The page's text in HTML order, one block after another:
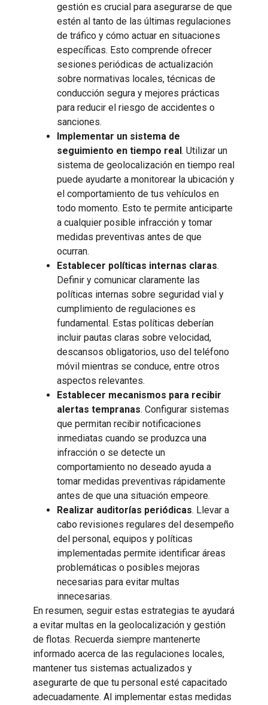
gestión es crucial para asegurarse de que
estén al tanto de las últimas regulaciones
de tráfico y cómo actuar en situaciones
específicas. Esto comprende ofrecer
sesiones periódicas de actualización
sobre normativas locales, técnicas de
conducción segura y mejores prácticas
para reducir el riesgo de accidentes o
sanciones.
Implementar un sistema de
seguimiento en tiempo real . Utilizar un
sistema de geolocalización en tiempo real
puede ayudarte a monitorear la ubicación y
el comportamiento de tus vehículos en
todo momento. Esto te permite anticiparte
a cualquier posible infracción y tomar
medidas preventivas antes de que
ocurran.
Establecer políticas internas claras.
Definir y comunicar claramente las
políticas internas sobre seguridad vial y
cumplimiento de regulaciones es
fundamental. Estas políticas deberían
incluir pautas claras sobre velocidad,
descansos obligatorios, uso del teléfono
móvil mientras se conduce, entre otros
aspectos relevantes.
Establecer mecanismos para recibir
alertas tempranas. Configurar sistemas
que permitan recibir notificaciones
inmediatas cuando se produzca una
infracción o se detecte un
comportamiento no deseado ayuda a
tomar medidas preventivas rápidamente
antes de que una situación empeore.
Realizar auditorías periódicas. Llevar a
cabo revisiones regulares del desempeño
del personal, equipos y políticas
implementadas permite identificar áreas
problemáticas o posibles mejoras
necesarias para evitar multas
innecesarias.
En resumen, seguir estas estrategias te ayudará
a evitar multas en la geolocalización y gestión
de flotas. Recuerda siempre mantenerte
informado acerca de las regulaciones locales,
mantener tus sistemas actualizados y
asegurarte de que tu personal esté capacitado
adecuadamente. Al implementar estas medidas